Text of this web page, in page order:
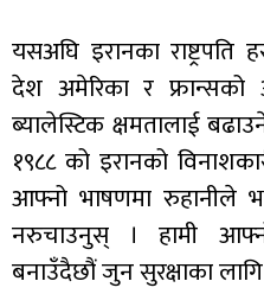
यसअघि इरानका
देश अमेरिका र
ब्यालेस्टिक क्षमतालाई
१९८८ को इरानको
आफ्नो भाषणमा रुहानीले
नरुचाउनुस् । हामी
बनाउँदैछौं जुन सुरक्षाका